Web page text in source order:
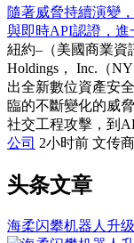
隨著威脅持續演變
與即時API認證，
紐約–（美國商業資
Holdings， Inc.（
出全新數位資產安
臨的不斷變化的威
社交工程攻擊，到
公司 2小时前 文传
头条文章
海柔闪攀机器人升